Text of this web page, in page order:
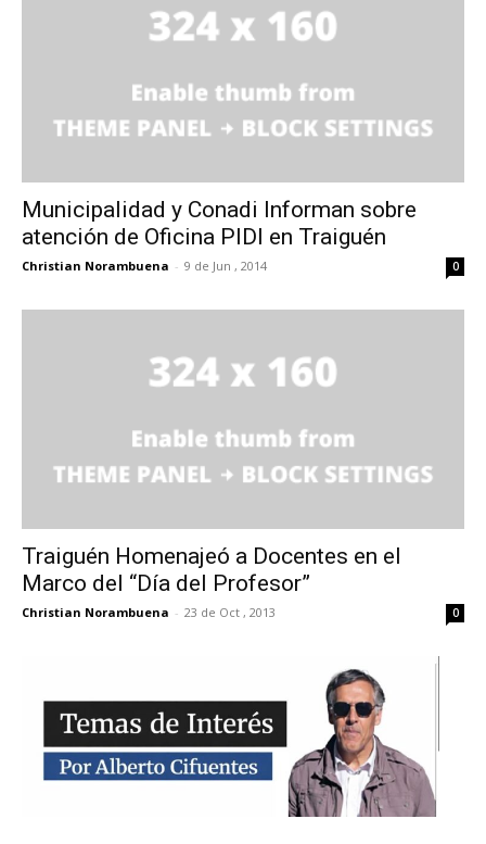
Municipalidad y Conadi Informan sobre
atención de Oficina PIDI en Traiguén
Christian Norambuena - 9 de Jun , 2014 0
Traiguén Homenajeó a Docentes en el
Marco del “Día del Profesor”
Christian Norambuena - 23 de Oct , 2013 0